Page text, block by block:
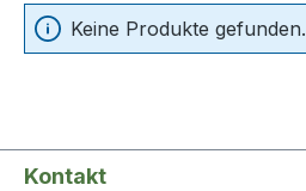
Keine Produkte gefunden.
Kontakt